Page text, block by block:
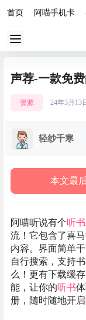
首页 阿喵手机卡
声荐-一款免
资源 24年3月13
轻纱千寒
本文最
阿喵听说有个听书
流！它包含了喜
内容。界面简单
自行搜索，支持
么！更有下载缓
能，让你的听书
册，随时随地开启